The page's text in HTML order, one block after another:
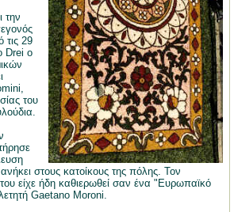
την
29
Drei ο
του
στους κατοίκους της πόλης. Τον
είχε ήδη καθιερωθεί σαν ένα "Ευρωπαϊκό
Gaetano Moroni.